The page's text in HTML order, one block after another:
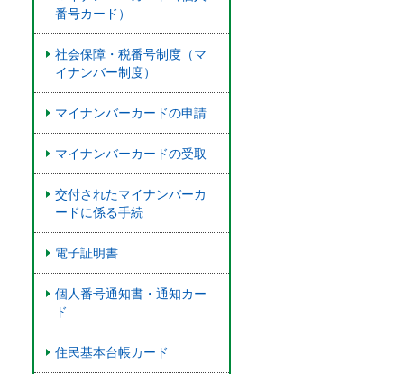
番号カード）
社会保障・税番号制度（マ
イナンバー制度）
マイナンバーカードの申請
マイナンバーカードの受取
交付されたマイナンバーカ
ードに係る手続
電子証明書
個人番号通知書・通知カー
ド
住民基本台帳カード